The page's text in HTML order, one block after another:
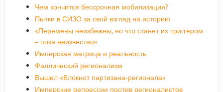
Чем кончится бессрочная мобилизация?
Пытки в СИЗО за свой взгляд на историю
«Перемены неизбежны, но что станет их триггером
– пока неизвестно»
Имперская матрица и реальность
Фаллический регионализм
Вышел «Блокнот партизана-регионала»
Имперские репрессии против регионалистов